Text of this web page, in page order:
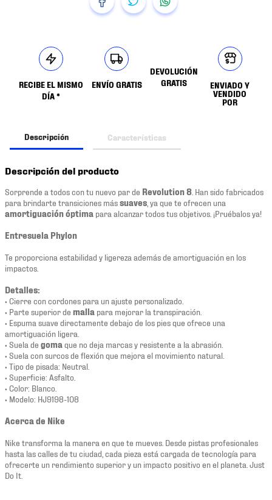
RECIBE EL MISMO
DÍA *
ENVÍO GRATIS
DEVOLUCIÓN
GRATIS
ENVIADO Y
VENDIDO
POR
Descripción Características
Descripción del producto
Sorprende a todos con tu nuevo par de Revolution 8 . Han sido fabricados
para brindarte transiciones mássuaves , ya que te ofrecen una
amortiguación óptima para alcanzar todos tus objetivos. ¡Pruébalos ya!
Entresuela Phylon
Te proporciona estabilidad y ligereza además de amortiguación en los
impactos.
Detalles:
• Cierre con cordones para un ajuste personalizado.
• Parte superior de malla para mejorar la transpiración.
• Espuma suave directamente debajo de los pies que ofrece una
amortiguación ligera.
• Suela de goma que no deja marcas y resistente a la abrasión.
• Suela con surcos de flexión que mejora el movimiento natural.
• Tipo de pisada: Neutral.
• Superficie: Asfalto.
• Color: Blanco.
• Modelo: HJ9198-108
Acerca de Nike
Nike transforma la manera en que te mueves. Desde pistas profesionales
hasta las calles de tu ciudad, cada pieza está cargada de tecnología para
ofrecerte un rendimiento superior y un impacto positivo en el planeta. Just
Do It.